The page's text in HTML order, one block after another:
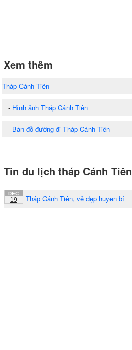
Xem thêm
Tháp Cánh Tiên
- Hình ảnh Tháp Cánh Tiên
- Bản đồ đường đi Tháp Cánh Tiên
Tin du lịch tháp Cánh Tiên
DEC
19 Tháp Cánh Tiên, vẻ đẹp huyền bí